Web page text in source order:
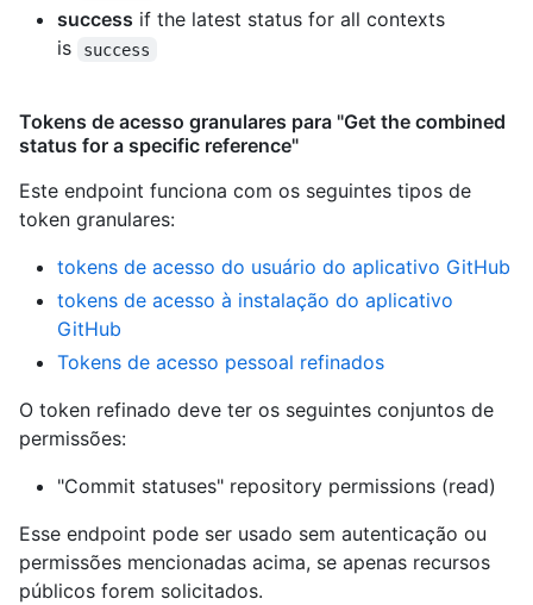
success if the latest status for all contexts
is
success
Tokens de acesso granulares para "Get the combined
status for a specific reference"
Este endpoint funciona com os seguintes tipos de
token granulares:
tokens de acesso do usuário do aplicativo GitHub
tokens de acesso à instalação do aplicativo
GitHub
Tokens de acesso pessoal refinados
O token refinado deve ter os seguintes conjuntos de
permissões:
"Commit statuses" repository permissions (read)
Esse endpoint pode ser usado sem autenticação ou
permissões mencionadas acima, se apenas recursos
públicos forem solicitados.